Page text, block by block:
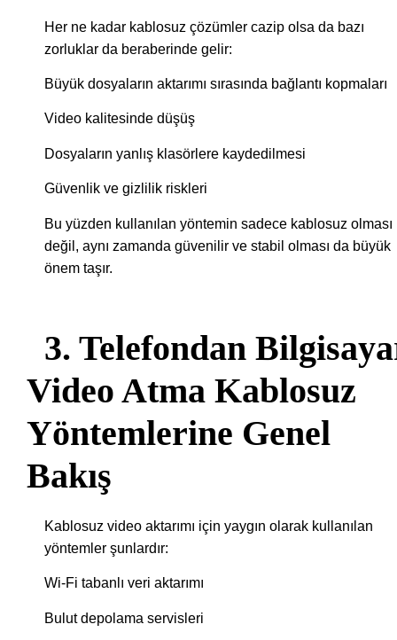
Her ne kadar kablosuz çözümler cazip olsa da bazı
zorluklar da beraberinde gelir:
Büyük dosyaların aktarımı sırasında bağlantı kopmaları
Video kalitesinde düşüş
Dosyaların yanlış klasörlere kaydedilmesi
Güvenlik ve gizlilik riskleri
Bu yüzden kullanılan yöntemin sadece kablosuz olması
değil, aynı zamanda güvenilir ve stabil olması da büyük
önem taşır.
3. Telefondan
Video Atma Kablosuz
Yöntemlerine Genel
Bakış
Kablosuz video aktarımı için yaygın olarak kullanılan
yöntemler şunlardır:
Wi-Fi tabanlı veri aktarımı
Bulut depolama servisleri